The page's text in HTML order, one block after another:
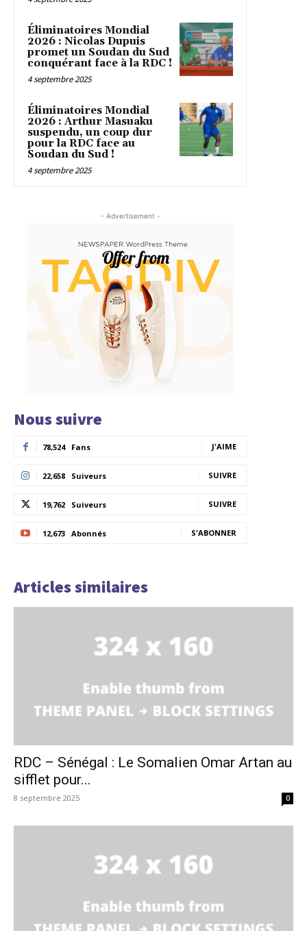
Éliminatoires Mondial
2026 : Nicolas Dupuis
promet un Soudan du Sud
conquérant face à la RDC !
4 septembre 2025
Éliminatoires Mondial
2026 : Arthur Masuaku
suspendu, un coup dur
pour la RDC face au
Soudan du Sud !
4 septembre 2025
- Advertisement -
Nous suivre
78,524 Fans J'AIME
22,658 Suiveurs SUIVRE
19,762 Suiveurs SUIVRE
12,673 Abonnés S'ABONNER
Articles similaires
RDC – Sénégal : Le Somalien Omar Artan au
sifflet pour...
8 septembre 2025 0